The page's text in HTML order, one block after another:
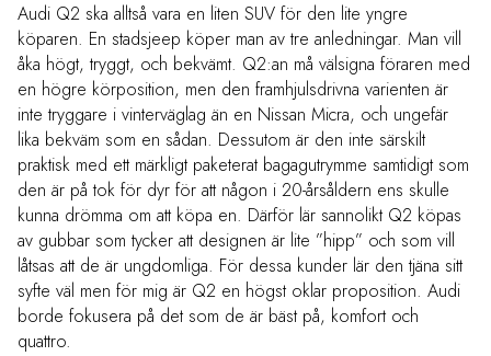
Audi Q2 ska alltså vara en liten SUV för den lite yngre
köparen. En stadsjeep köper man av tre anledningar. Man vill
åka högt, tryggt, och bekvämt. Q2:an må välsigna föraren med
en högre körposition, men den framhjulsdrivna varienten är
inte tryggare i vinterväglag än en Nissan Micra, och ungefär
lika bekväm som en sådan. Dessutom är den inte särskilt
praktisk med ett märkligt paketerat bagagutrymme samtidigt som
den är på tok för dyr för att någon i 20-årsåldern ens skulle
kunna drömma om att köpa en. Därför lär sannolikt Q2 köpas
av gubbar som tycker att designen är lite ”hipp” och som vill
låtsas att de är ungdomliga. För dessa kunder lär den tjäna sitt
syfte väl men för mig är Q2 en högst oklar proposition. Audi
borde fokusera på det som de är bäst på, komfort och
quattro.